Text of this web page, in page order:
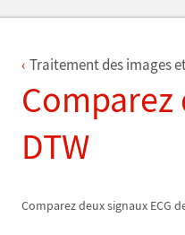
Traitement des images
Comparez
DTW
Comparez deux signaux